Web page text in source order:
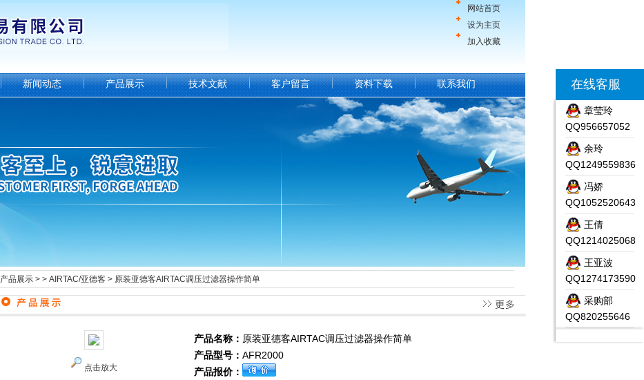
网站首页
设为主页
加入收藏
在线客服
章莹玲
QQ956657052
余玲
QQ1249559836
冯娇
QQ1052520643
王倩
QQ1214025068
王亚波
QQ1274173590
采购部
QQ820255646
新闻动态 产品展示 技术文献 客户留言 资料下载 联系我们
产品展示 > > AIRTAC/亚德客 > 原装亚德客AIRTAC调压过滤器操作简单
点击放大
产品名称： 原装亚德客AIRTAC调压过滤器操作简单
产品型号： AFR2000
产品报价：